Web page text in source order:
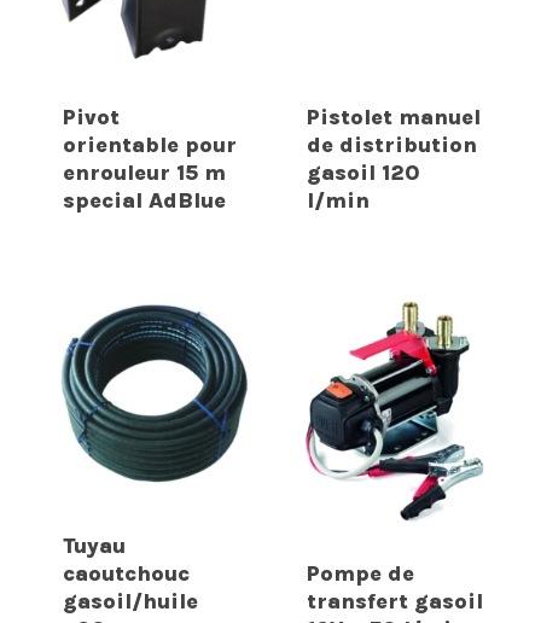
Pivot
orientable pour
enrouleur 15 m
special AdBlue
Pistolet manuel
de distribution
gasoil 120
l/min
Tuyau
caoutchouc
gasoil/huile
Pompe de
transfert gasoil